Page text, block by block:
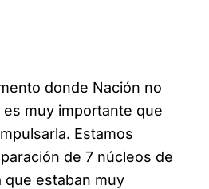
donde Nación no
muy importante que
Estamos
de 7 núcleos de
que estaban muy